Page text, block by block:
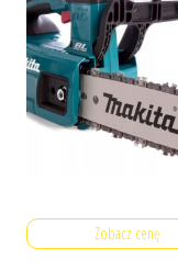
Zobacz cenę